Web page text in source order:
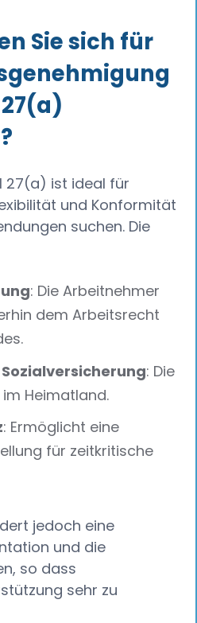
Sie sich für
27(a) ist ideal für
und Konformität
suchen. Die
: Die Arbeitnehmer
dem Arbeitsrecht
: Die
Heimatland.
: Ermöglicht eine
für zeitkritische
jedoch eine
und die
so dass
sehr zu